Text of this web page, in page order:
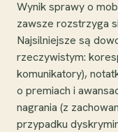
Wynik sprawy o
zawsze rozstrzyga
Najsilniejsze są
rzeczywistym:
komunikatory),
o premiach i
nagrania (z
przypadku